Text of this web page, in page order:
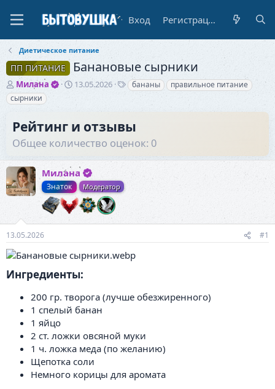
Вход Регистрация
Диетическое питание
ПП ПИТАНИЕ Банановые сырники
А
в
т
р
т
е
м
ы
Милана
Д
н
а
ч
а
л
а
13.05.2026
Тбананы
правильное питание
сырники
Рейтинг и отзывы
Общее количество оценок: 0
Милана
Знаток Модератор
13.05.2026 #1
Ингредиенты:​
200 гр. творога (лучше обезжиренного)
1 спелый банан
1 яйцо
2 ст. ложки овсяной муки
1 ч. ложка меда (по желанию)
Щепотка соли
Немного корицы для аромата